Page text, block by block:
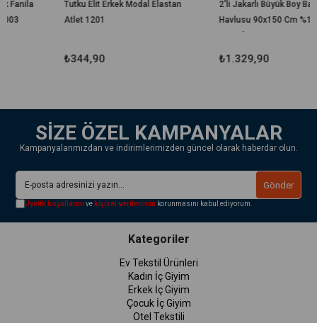
Tutku Elit Erkek Modal Elastan
2'li Jakarlı Büyük Boy Banyo
Havlusu 90x150 Cm %100
₺1.329,90
SİZE ÖZEL KAMPANYALAR
Kampanyalarımızdan ve indirimlerimizden güncel olarak haberdar olun.
Gönder
Üyelik koşullarını ve kişisel verilerimin korunmasını kabul ediyorum.
Kategoriler
Ev Tekstil Ürünleri
Kadın İç Giyim
Erkek İç Giyim
Çocuk İç Giyim
Otel Tekstili